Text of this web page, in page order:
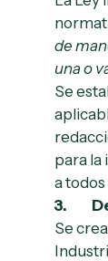
de
una o
Se
para la
a todos
3.
Se